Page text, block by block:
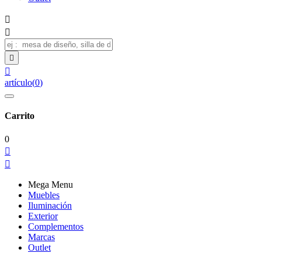




artículo(0)
Carrito
0


Mega Menu
Muebles
Iluminación
Exterior
Complementos
Marcas
Outlet